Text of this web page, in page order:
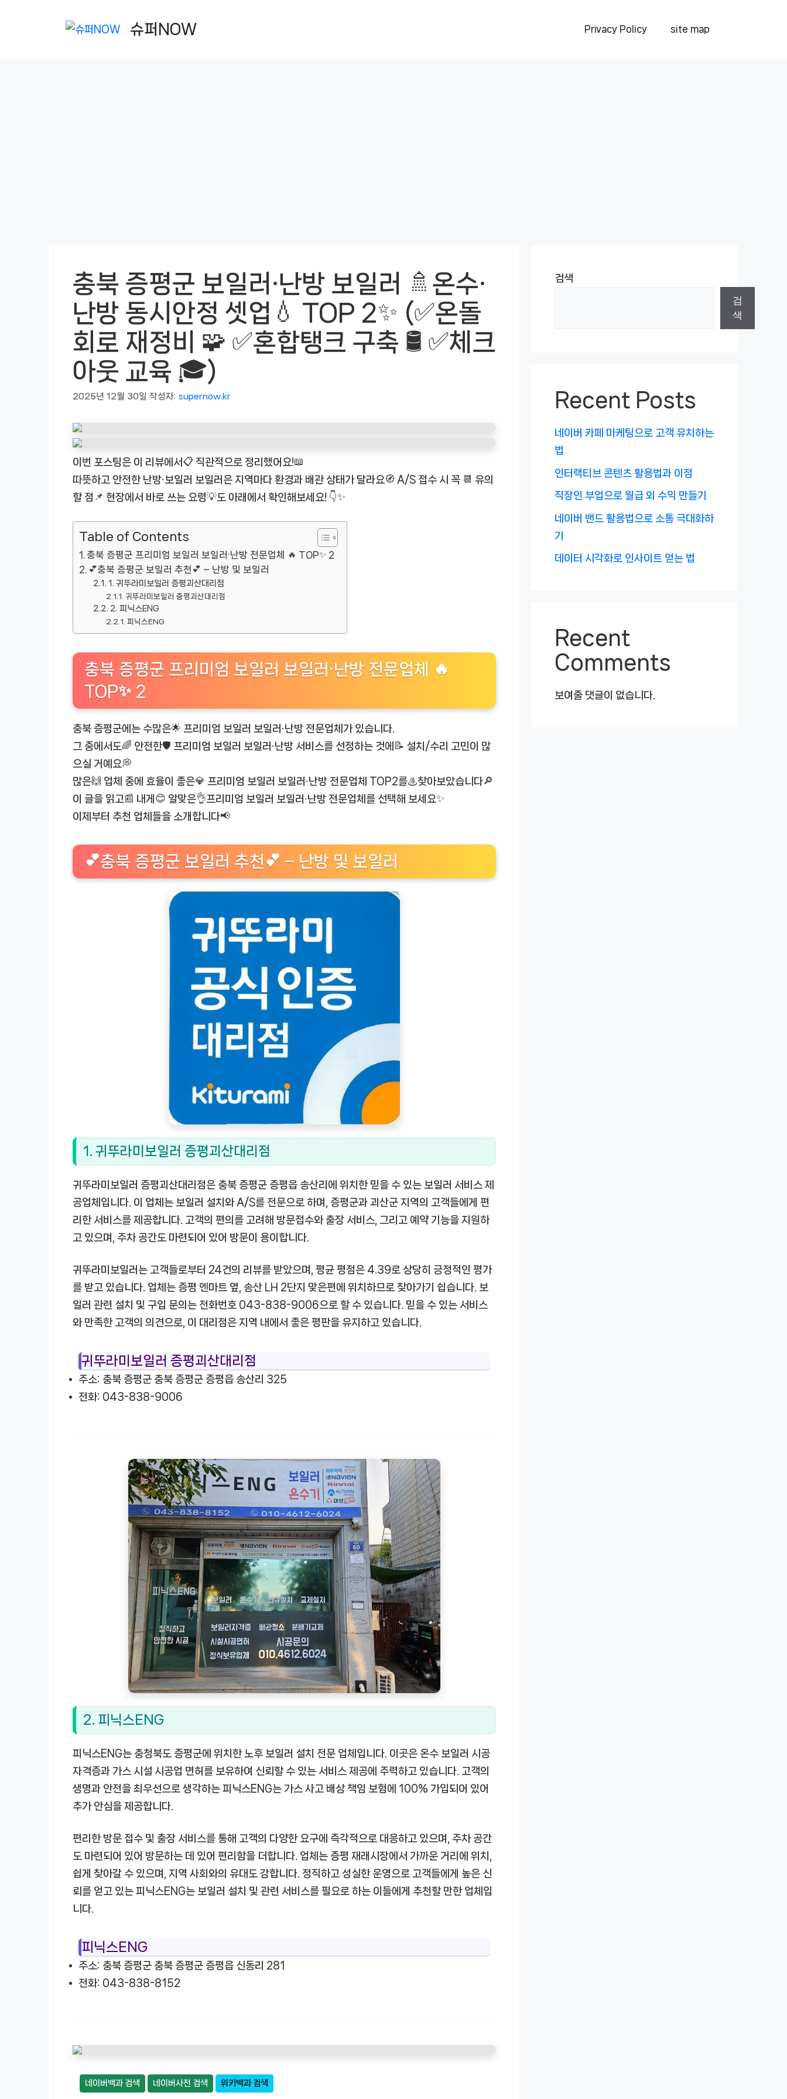
슈퍼NOW Privacy Policy site map
충북 증평군 보일러·난방 보일러 🚿온수·
난방 동시안정 셋업💧 TOP 2✨ (✅온돌
회로 재정비 🧩 ✅혼합탱크 구축 🛢️ ✅체크
아웃 교육 🎓)
2025년 12월 30일 작성자: supernow.kr
이번 포스팅은 이 리뷰에서📋 직관적으로 정리했어요!📖
따뜻하고 안전한 난방·보일러 보일러은 지역마다 환경과 배관 상태가 달라요🧭 A/S 접수 시 꼭 📆 유의
할 점📌 현장에서 바로 쓰는 요령💡도 아래에서 확인해보세요! 👇✨
Table of Contents
충북 증평군 프리미엄 보일러 보일러·난방 전문업체 🔥 TOP✨ 2
💕충북 증평군 보일러 추천💕 – 난방 및 보일러
1. 귀뚜라미보일러 증평괴산대리점
귀뚜라미보일러 증평괴산대리점
2. 피닉스ENG
피닉스ENG
충북 증평군 프리미엄 보일러 보일러·난방 전문업체 🔥
TOP✨ 2
충북 증평군에는 수많은🌟 프리미엄 보일러 보일러·난방 전문업체가 있습니다.
그 중에서도🌈 안전한🛡️ 프리미엄 보일러 보일러·난방 서비스를 선정하는 것에📝 설치/수리 고민이 많
으실 거예요💭
많은🙌 업체 중에 효율이 좋은💎 프리미엄 보일러 보일러·난방 전문업체 TOP2를♨️찾아보았습니다🔎
이 글을 읽고📰 내게😊 알맞은👌프리미엄 보일러 보일러·난방 전문업체를 선택해 보세요✨
이제부터 추천 업체들을 소개합니다📢
💕충북 증평군 보일러 추천💕 – 난방 및 보일러
1. 귀뚜라미보일러 증평괴산대리점
귀뚜라미보일러 증평괴산대리점은 충북 증평군 증평읍 송산리에 위치한 믿을 수 있는 보일러 서비스 제
공업체입니다. 이 업체는 보일러 설치와 A/S를 전문으로 하며, 증평군과 괴산군 지역의 고객들에게 편
리한 서비스를 제공합니다. 고객의 편의를 고려해 방문접수와 출장 서비스, 그리고 예약 기능을 지원하
고 있으며, 주차 공간도 마련되어 있어 방문이 용이합니다.
귀뚜라미보일러는 고객들로부터 24건의 리뷰를 받았으며, 평균 평점은 4.39로 상당히 긍정적인 평가
를 받고 있습니다. 업체는 증평 엔마트 옆, 송산 LH 2단지 맞은편에 위치하므로 찾아가기 쉽습니다. 보
일러 관련 설치 및 구입 문의는 전화번호 043-838-9006으로 할 수 있습니다. 믿을 수 있는 서비스
와 만족한 고객의 의견으로, 이 대리점은 지역 내에서 좋은 평판을 유지하고 있습니다.
귀뚜라미보일러 증평괴산대리점
주소: 충북 증평군 충북 증평군 증평읍 송산리 325
전화: 043-838-9006
2. 피닉스ENG
피닉스ENG는 충청북도 증평군에 위치한 노후 보일러 설치 전문 업체입니다. 이곳은 온수 보일러 시공
자격증과 가스 시설 시공업 면허를 보유하여 신뢰할 수 있는 서비스 제공에 주력하고 있습니다. 고객의
생명과 안전을 최우선으로 생각하는 피닉스ENG는 가스 사고 배상 책임 보험에 100% 가입되어 있어
추가 안심을 제공합니다.
편리한 방문 접수 및 출장 서비스를 통해 고객의 다양한 요구에 즉각적으로 대응하고 있으며, 주차 공간
도 마련되어 있어 방문하는 데 있어 편리함을 더합니다. 업체는 증평 재래시장에서 가까운 거리에 위치,
쉽게 찾아갈 수 있으며, 지역 사회와의 유대도 강합니다. 정직하고 성실한 운영으로 고객들에게 높은 신
뢰를 얻고 있는 피닉스ENG는 보일러 설치 및 관련 서비스를 필요로 하는 이들에게 추천할 만한 업체입
니다.
피닉스ENG
주소: 충북 증평군 충북 증평군 증평읍 신동리 281
전화: 043-838-8152
네이버백과 검색 네이버사전 검색 위키백과 검색
검색
검
색
Recent Posts
네이버 카페 마케팅으로 고객 유치하는
법
인터랙티브 콘텐츠 활용법과 이점
직장인 부업으로 월급 외 수익 만들기
네이버 밴드 활용법으로 소통 극대화하
기
데이터 시각화로 인사이트 얻는 법
Recent
Comments
보여줄 댓글이 없습니다.